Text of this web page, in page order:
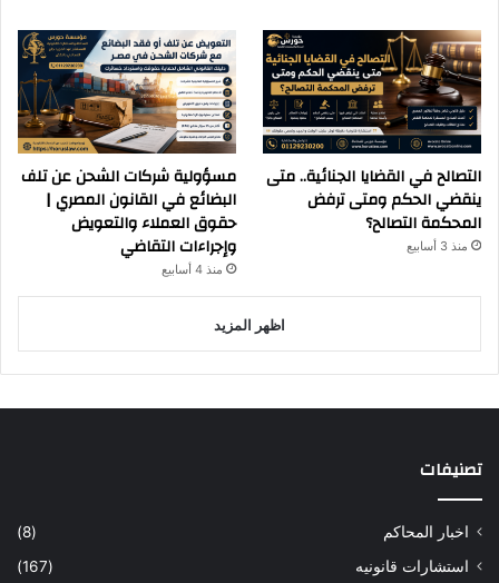
التصالح في القضايا الجنائية.. متى
ينقضي الحكم ومتى ترفض
المحكمة التصالح؟
منذ 3 أسابيع
مسؤولية شركات الشحن عن تلف
البضائع في القانون المصري |
حقوق العملاء والتعويض
وإجراءات التقاضي
منذ 4 أسابيع
اظهر المزيد
تصنيفات
اخبار المحاكم
(8)
استشارات قانونيه
(167)